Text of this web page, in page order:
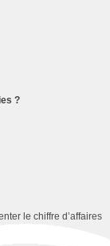
?
le chiffre d’affaires